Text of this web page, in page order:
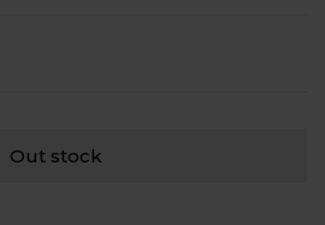
Out stock